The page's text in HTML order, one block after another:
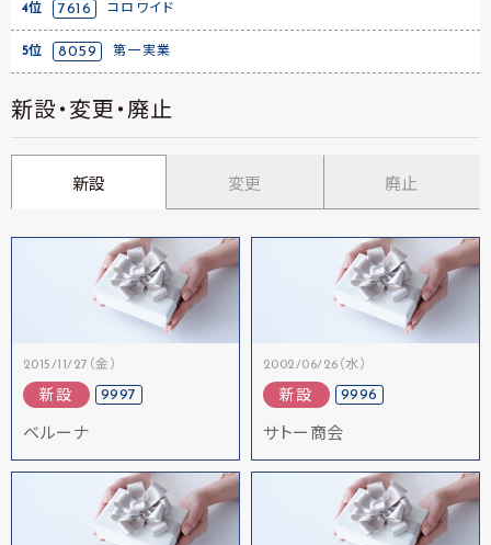
4位 7616 コロワイド
5位 8059 第一実業
新設・変更・廃止
新設 変更 廃止
2015/11/27（金）
新設 9997
ベルーナ
2002/06/26（水）
新設 9996
サトー商会